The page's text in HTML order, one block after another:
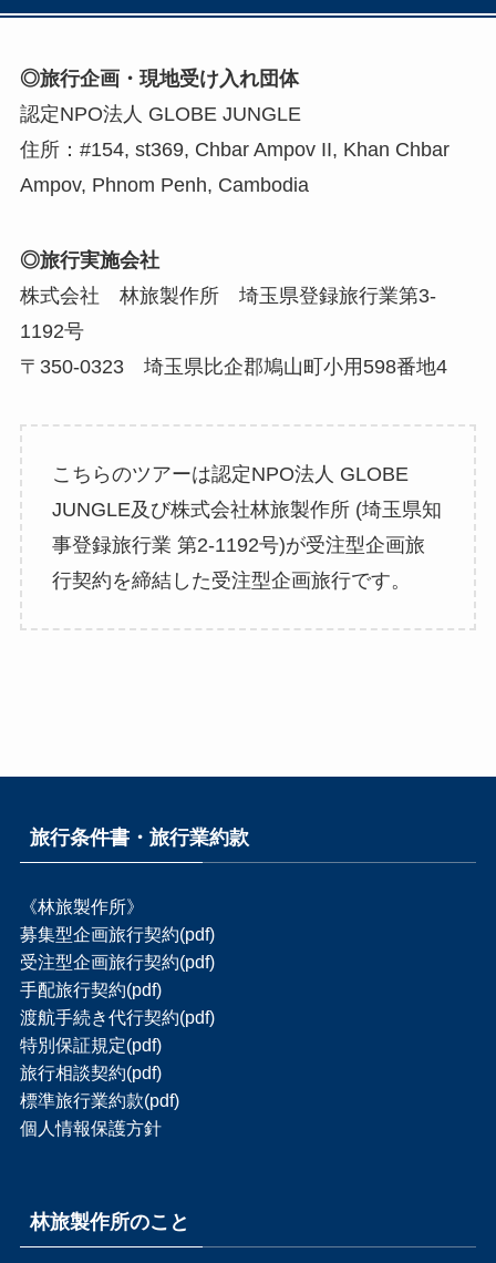
◎旅行企画・現地受け入れ団体
認定NPO法人 GLOBE JUNGLE
住所：#154, st369, Chbar Ampov II, Khan Chbar
Ampov, Phnom Penh, Cambodia
◎旅行実施会社
株式会社 林旅製作所 埼玉県登録旅行業第3-
1192号
〒350-0323 埼玉県比企郡鳩山町小用598番地4
こちらのツアーは認定NPO法人 GLOBE
JUNGLE及び株式会社林旅製作所 (埼玉県知
事登録旅行業 第2-1192号)が受注型企画旅
行契約を締結した受注型企画旅行です。
旅行条件書・旅行業約款
《林旅製作所》
募集型企画旅行契約(pdf)
受注型企画旅行契約(pdf)
手配旅行契約(pdf)
渡航手続き代行契約(pdf)
特別保証規定(pdf)
旅行相談契約(pdf)
標準旅行業約款(pdf)
個人情報保護方針
林旅製作所のこと